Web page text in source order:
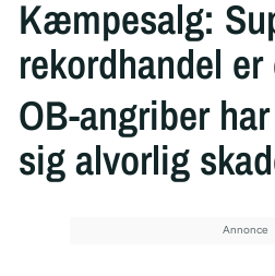
Kæmpesalg:
rekordhandel
OB-angriber
sig alvorlig